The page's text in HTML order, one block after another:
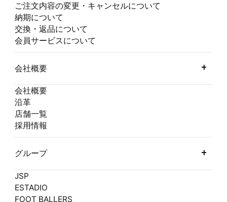
ご注文内容の変更・キャンセルについて
納期について
交換・返品について
会員サービスについて
会社概要
会社概要
沿革
店舗一覧
採用情報
グループ
JSP
ESTADIO
FOOT BALLERS